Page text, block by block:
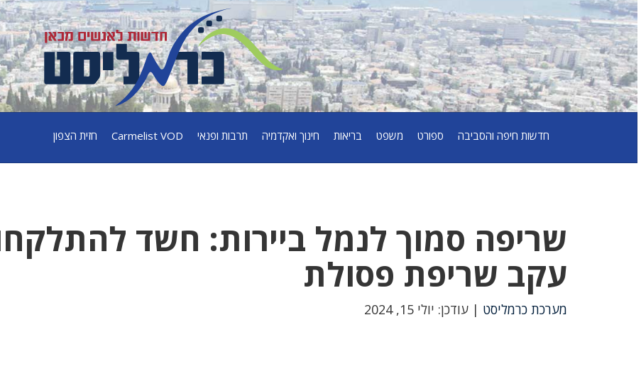
חדשות חיפה והסביבה ספורט משפט בריאות חינוך ואקדמיה תרבות ופנאי Carmelist VOD חזית הצפון
שריפה סמוך לנמל ביירות: חשד
עקב שריפת פסולת
מערכת כרמליסט | עודכן: יולי 15, 2024